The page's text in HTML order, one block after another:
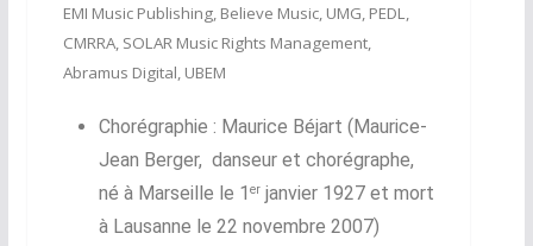
EMI Music Publishing, Believe Music, UMG, PEDL,
CMRRA, SOLAR Music Rights Management,
Abramus Digital, UBEM
Chorégraphie : Maurice Béjart (Maurice-
Jean Berger, danseur et chorégraphe,
né à Marseille le 1 erjanvier 1927et mort
à Lausanne le 22 novembre 2007)